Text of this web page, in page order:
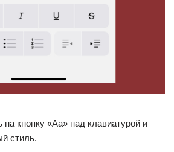
на кнопку «Аа» над клавиатурой и
стиль.